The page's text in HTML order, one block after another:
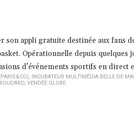
son appli gratuite destinée aux fans
Opérationnelle depuis quelques
d’événements sportifs en direct
,
INCUBATEUR MULTIMÉDIA BELLE DE MAI
, VENDÉE GLOBE